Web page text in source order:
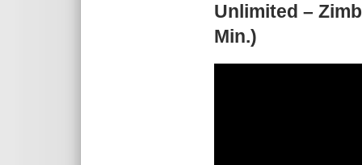
Unlimited –
Min.)